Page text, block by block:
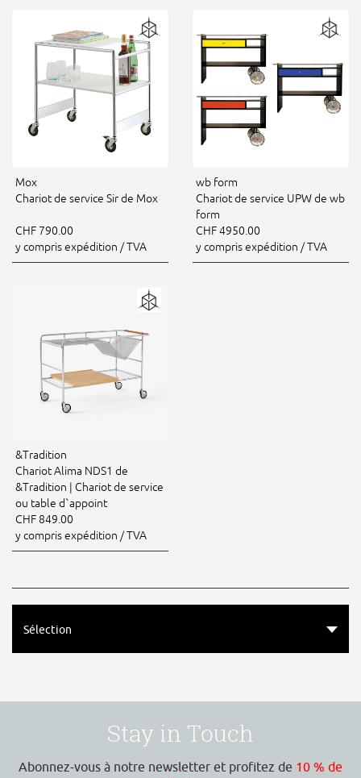
Mox
Chariot de service Sir de Mox
CHF 790.00
y compris expédition / TVA
wb form
Chariot de service UPW de wb
form
CHF 4950.00
y compris expédition / TVA
&Tradition
Chariot Alima NDS1 de
&Tradition | Chariot de service
ou table d`appoint
CHF 849.00
y compris expédition / TVA
Sélection
Stay in Touch
Abonnez-vous à notre newsletter et profitez de 10 % de